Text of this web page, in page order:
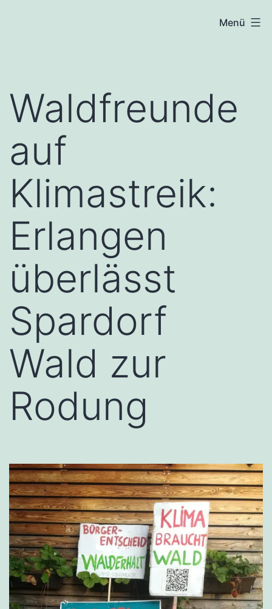
Menü
Waldfreunde
auf
Klimastreik:
Erlangen
überlässt
Spardorf
Wald zur
Rodung